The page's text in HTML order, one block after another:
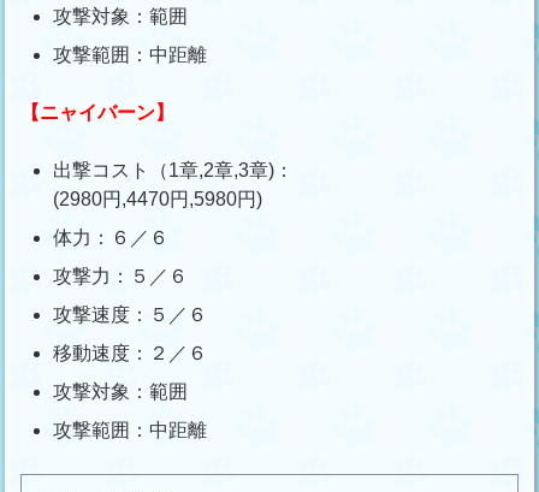
攻撃対象：範囲
攻撃範囲：中距離
【ニャイバーン】
出撃コスト（1章,2章,3章)：
(2980円,4470円,5980円)
体力：６／６
攻撃力：５／６
攻撃速度：５／６
移動速度：２／６
攻撃対象：範囲
攻撃範囲：中距離